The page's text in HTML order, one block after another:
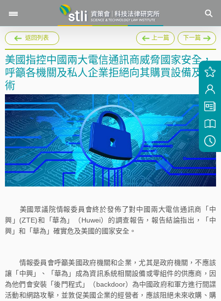
返回列表 上一篇 下一篇
美國指控中國兩大電信通訊商威脅國家安全，
呼籲各機關及私人企業拒絕向其購買設備及技
術
美國眾議院情報委員會終於發佈了對中國兩大電信通訊商「中
興」(ZTE)和「華為」（Huwei）的調查報告，報告結論指出，「中
興」和「華為」確實危及美國的國家安全。
情報委員會呼籲美國政府機關和企業，尤其是政府機關，不應該
讓「中興」、「華為」成為資訊系統相關設備或零組件的供應商，因
為他們會安裝「後門程式」（backdoor）為中國政府和軍方進行間諜
活動和網路攻擊，並敦促美國企業的經營者，應該阻絕未來收購、購